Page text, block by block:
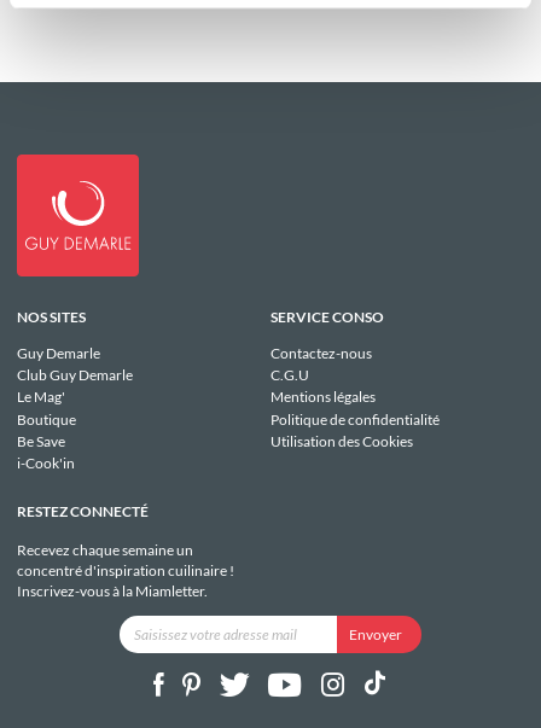
NOS SITES
Guy Demarle
Club Guy Demarle
Le Mag'
Boutique
Be Save
i-Cook'in
SERVICE CONSO
Contactez-nous
C.G.U
Mentions légales
Politique de confidentialité
Utilisation des Cookies
RESTEZ CONNECTÉ
Recevez chaque semaine un
concentré d'inspiration cuilinaire !
Inscrivez-vous à la Miamletter.